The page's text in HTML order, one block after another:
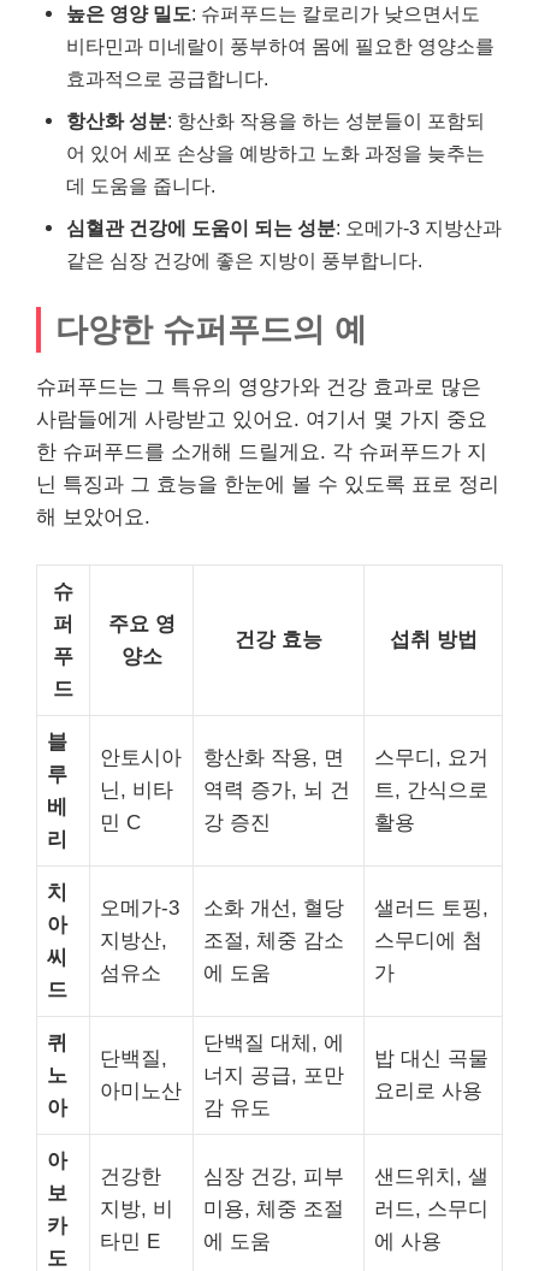
높은 영양 밀도: 슈퍼푸드는 칼로리가 낮으면서도
비타민과 미네랄이 풍부하여 몸에 필요한 영양소를
효과적으로 공급합니다.
항산화 성분: 항산화 작용을 하는 성분들이 포함되
어 있어 세포 손상을 예방하고 노화 과정을 늦추는
데 도움을 줍니다.
심혈관 건강에 도움이 되는 성분: 오메가-3 지방산과
같은 심장 건강에 좋은 지방이 풍부합니다.
다양한 슈퍼푸드의 예
슈퍼푸드는 그 특유의 영양가와 건강 효과로 많은
사람들에게 사랑받고 있어요. 여기서 몇 가지 중요
한 슈퍼푸드를 소개해 드릴게요. 각 슈퍼푸드가 지
닌 특징과 그 효능을 한눈에 볼 수 있도록 표로 정리
해 보았어요.
슈
퍼
푸
드
주요 영
양소
건강 효능 섭취 방법
블
루
베
리
안토시아
닌, 비타
민 C
항산화 작용, 면
역력 증가, 뇌 건
강 증진
스무디, 요거
트, 간식으로
활용
치
아
씨
드
오메가-3
지방산,
섬유소
소화 개선, 혈당
조절, 체중 감소
에 도움
샐러드 토핑,
스무디에 첨
가
퀴
노
아
단백질,
아미노산
단백질 대체, 에
너지 공급, 포만
감 유도
밥 대신 곡물
요리로 사용
아
보
카
도
건강한
지방, 비
타민 E
심장 건강, 피부
미용, 체중 조절
에 도움
샌드위치, 샐
러드, 스무디
에 사용